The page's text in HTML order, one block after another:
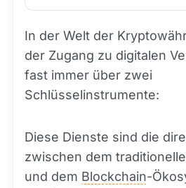
In der Welt der
der Zugang zu digitalen
fast immer über zwei
Schlüsselinstrumente:
Diese Dienste sind die
zwischen dem
und dem Blockchain-